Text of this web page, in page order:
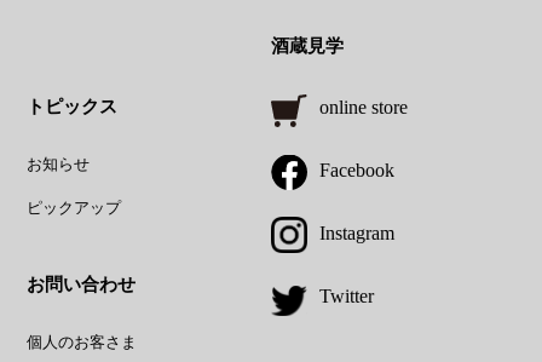
酒蔵見学
トピックス
お知らせ
ピックアップ
お問い合わせ
個人のお客さま
online store
Facebook
Instagram
Twitter